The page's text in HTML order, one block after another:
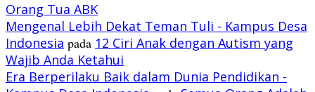
Orang Tua ABK
Mengenal Lebih Dekat Teman Tuli - Kampus Desa
Indonesia pada 12 Ciri Anak dengan Autism yang
Wajib Anda Ketahui
Era Berperilaku Baik dalam Dunia Pendidikan -